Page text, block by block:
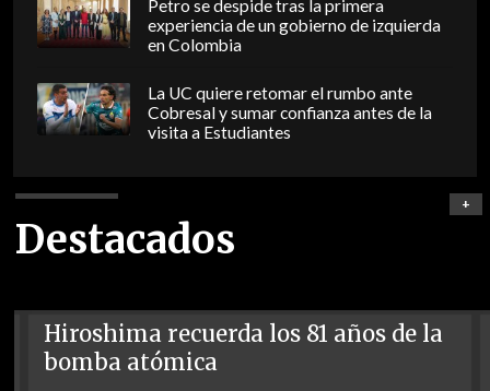
Petro se despide tras la primera
experiencia de un gobierno de izquierda
en Colombia
La UC quiere retomar el rumbo ante
Cobresal y sumar confianza antes de la
visita a Estudiantes
Destacados
+
Hiroshima recuerda los 81 años de la
bomba atómica